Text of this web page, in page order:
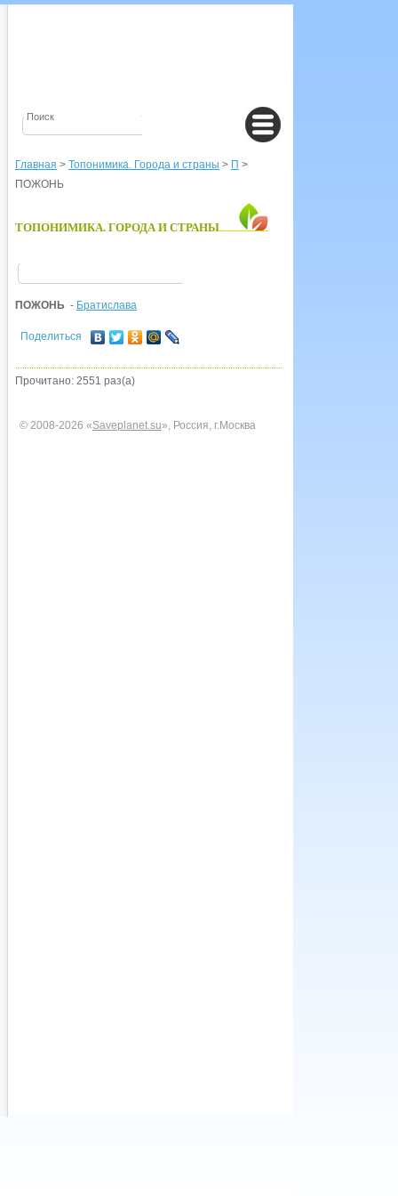
Главная > Топонимика. Города и страны > П >
ПОЖОНЬ
ТОПОНИМИКА. ГОРОДА И СТРАНЫ
ПОЖОНЬ - Братислава
Поделиться
Прочитано: 2551 раз(а)
© 2008-2026 «Saveplanet.su», Россия, г.Москва